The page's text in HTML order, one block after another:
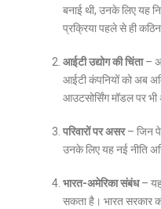
बनाई थी, उनके लिए यह
प्रक्रिया पहले से ही
आईटी उद्योग की चिंता–
आईटी कंपनियों को अब
आउटसोर्सिंग मॉडल पर
परिवारों पर असर– जिन
उनके लिए यह नई नीति
भारत-अमेरिका संबंध– यह
सकता है। भारत सरकार